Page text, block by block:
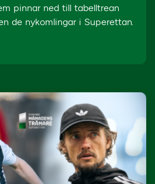
pinnar ned till tabelltrean
de nykomlingar i Superettan.